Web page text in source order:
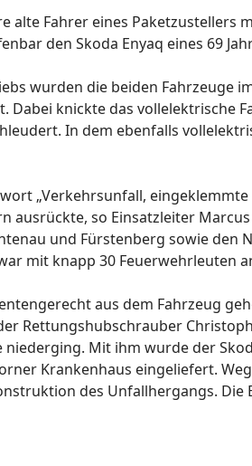
alte Fahrer eines Paketzustellers
den Skoda Enyaq eines 69
wurden die beiden Fahrzeuge
knickte das vollelektrische
In dem ebenfalls
„Verkehrsunfall,
so Einsatzleiter
und Fürstenberg sowie den
mit knapp 30 Feuerwehrleuten
aus dem Fahrzeug
Rettungshubschrauber
Mit ihm wurde der
Krankenhaus eingeliefert.
des Unfallhergangs.